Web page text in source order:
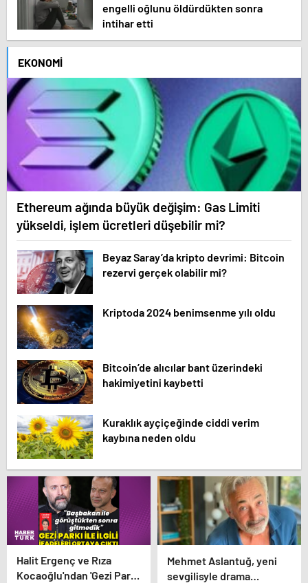
engelli oğlunu öldürdükten sonra
intihar etti
EKONOMI
Ethereum ağında büyük değişim: Gas Limiti
yükseldi, işlem ücretleri düşebilir mi?
Beyaz Saray’da kripto devrimi: Bitcoin
rezervi gerçek olabilir mi?
Kriptoda 2024 benimsenme yılı oldu
Bitcoin’de alıcılar bant üzerindeki
hakimiyetini kaybetti
Kuraklık ayçiçeğinde ciddi verim
kaybına neden oldu
Halit Ergenç ve Rıza
Kocaoğlu'ndan 'Gezi Parkı'
Mehmet Aslantuğ, yeni
sevgilisyle drama